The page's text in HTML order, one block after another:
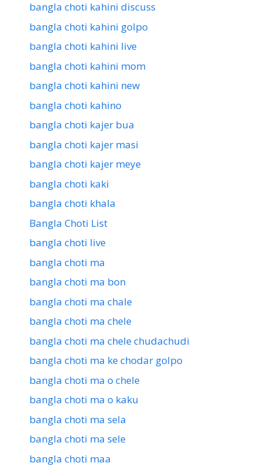
bangla choti kahini discuss
bangla choti kahini golpo
bangla choti kahini live
bangla choti kahini mom
bangla choti kahini new
bangla choti kahino
bangla choti kajer bua
bangla choti kajer masi
bangla choti kajer meye
bangla choti kaki
bangla choti khala
Bangla Choti List
bangla choti live
bangla choti ma
bangla choti ma bon
bangla choti ma chale
bangla choti ma chele
bangla choti ma chele chudachudi
bangla choti ma ke chodar golpo
bangla choti ma o chele
bangla choti ma o kaku
bangla choti ma sela
bangla choti ma sele
bangla choti maa